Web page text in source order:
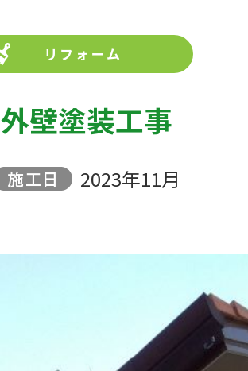
リフォーム
外壁塗装工事
2023年11月